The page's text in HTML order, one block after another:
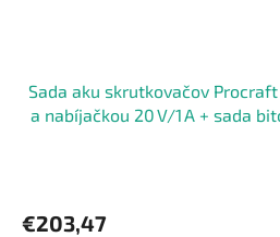
Sada aku skrutkovačov Procraft
a nabíjačkou 20 V/1 A + sada
€203,47